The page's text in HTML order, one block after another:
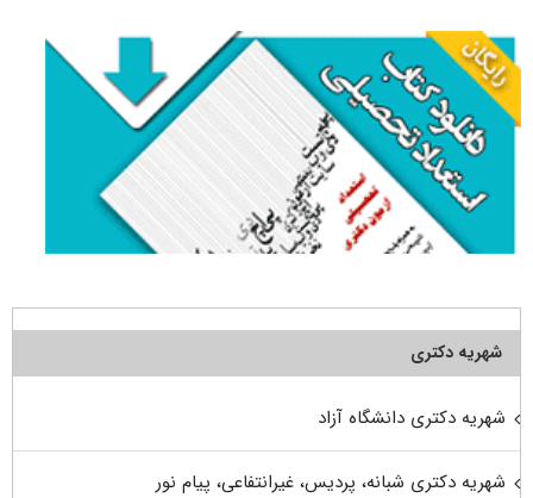
شهریه دکتری
شهریه دکتری دانشگاه آزاد
شهریه دکتری شبانه، پردیس، غیرانتفاعی، پیام نور